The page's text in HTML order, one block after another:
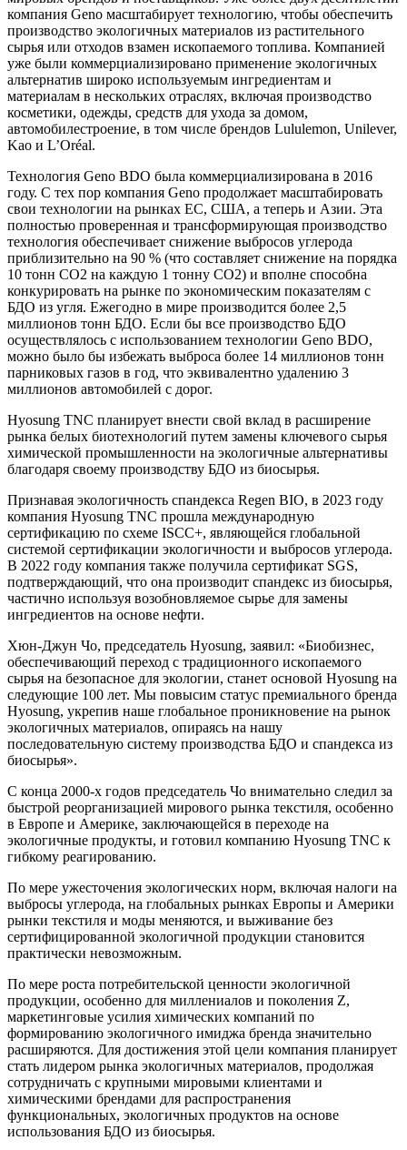
компания Geno масштабирует технологию, чтобы обеспечить
производство экологичных материалов из растительного
сырья или отходов взамен ископаемого топлива. Компанией
уже были коммерциализировано применение экологичных
альтернатив широко используемым ингредиентам и
материалам в нескольких отраслях, включая производство
косметики, одежды, средств для ухода за домом,
автомобилестроение, в том числе брендов Lululemon, Unilever,
Kao и L’Oréal.
Технология Geno BDO была коммерциализирована в 2016
году. С тех пор компания Geno продолжает масштабировать
свои технологии на рынках ЕС, США, а теперь и Азии. Эта
полностью проверенная и трансформирующая производство
технология обеспечивает снижение выбросов углерода
приблизительно на 90 % (что составляет снижение на порядка
10 тонн CO2 на каждую 1 тонну CO2) и вполне способна
конкурировать на рынке по экономическим показателям с
БДО из угля. Ежегодно в мире производится более 2,5
миллионов тонн БДО. Если бы все производство БДО
осуществлялось с использованием технологии Geno BDO,
можно было бы избежать выброса более 14 миллионов тонн
парниковых газов в год, что эквивалентно удалению 3
миллионов автомобилей с дорог.
Hyosung TNC планирует внести свой вклад в расширение
рынка белых биотехнологий путем замены ключевого сырья
химической промышленности на экологичные альтернативы
благодаря своему производству БДО из биосырья.
Признавая экологичность спандекса Regen BIO, в 2023 году
компания Hyosung TNC прошла международную
сертификацию по схеме ISCC+, являющейся глобальной
системой сертификации экологичности и выбросов углерода.
В 2022 году компания также получила сертификат SGS,
подтверждающий, что она производит спандекс из биосырья,
частично используя возобновляемое сырье для замены
ингредиентов на основе нефти.
Хюн-Джун Чо, председатель Hyosung, заявил: «Биобизнес,
обеспечивающий переход с традиционного ископаемого
сырья на безопасное для экологии, станет основой Hyosung на
следующие 100 лет. Мы повысим статус премиального бренда
Hyosung, укрепив наше глобальное проникновение на рынок
экологичных материалов, опираясь на нашу
последовательную систему производства БДО и спандекса из
биосырья».
С конца 2000-х годов председатель Чо внимательно следил за
быстрой реорганизацией мирового рынка текстиля, особенно
в Европе и Америке, заключающейся в переходе на
экологичные продукты, и готовил компанию Hyosung TNC к
гибкому реагированию.
По мере ужесточения экологических норм, включая налоги на
выбросы углерода, на глобальных рынках Европы и Америки
рынки текстиля и моды меняются, и выживание без
сертифицированной экологичной продукции становится
практически невозможным.
По мере роста потребительской ценности экологичной
продукции, особенно для миллениалов и поколения Z,
маркетинговые усилия химических компаний по
формированию экологичного имиджа бренда значительно
расширяются. Для достижения этой цели компания планирует
стать лидером рынка экологичных материалов, продолжая
сотрудничать с крупными мировыми клиентами и
химическими брендами для распространения
функциональных, экологичных продуктов на основе
использования БДО из биосырья.